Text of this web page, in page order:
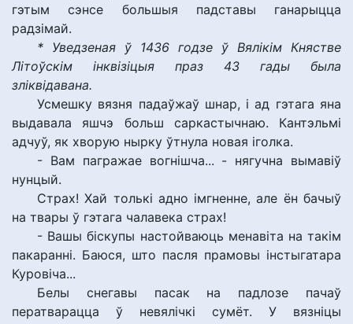
гэтым сэнсе большыя падставы ганарыцца
радзімай.
* Уведзеная ў 1436 годзе ў Вялікім Княстве
Літоўскім інквізіцыя праз 43 гады была
зліквідавана.
Усмешку вязня падаўжаў шнар, і ад гэтага яна
выдавала яшчэ больш саркастычнаю. Кантэльмі
адчуў, як хворую нырку ўтнула новая іголка.
- Вам пагражае вогнішча... - нягучна вымавіў
нунцый.
Страх! Хай толькі адно імгненне, але ён бачыў
на твары ў гэтага чалавека страх!
- Вашы біскупы настойваюць менавіта на такім
пакаранні. Баюся, што пасля прамовы інстыгатара
Куровіча...
Белы снегавы пасак на падлозе пачаў
ператварацца ў невялічкі сумёт. У вязніцы